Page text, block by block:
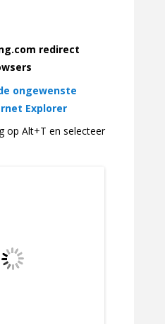
redirect
ongewenste
Explorer
op Alt+T en selecteer